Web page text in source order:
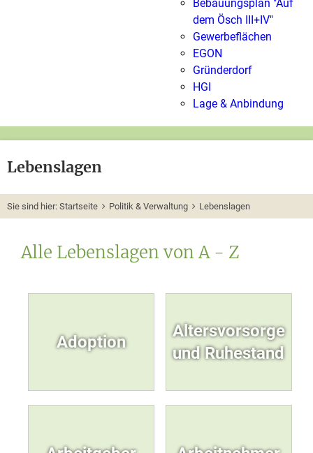
Bebauungsplan "Auf
dem Ösch III+IV"
Gewerbeflächen
EGON
Gründerdorf
HGI
Lage & Anbindung
Lebenslagen
Sie sind hier: Startseite Politik & Verwaltung Lebenslagen
Alle Lebenslagen von A - Z
Adoption
Altersvorsorge
und Ruhestand